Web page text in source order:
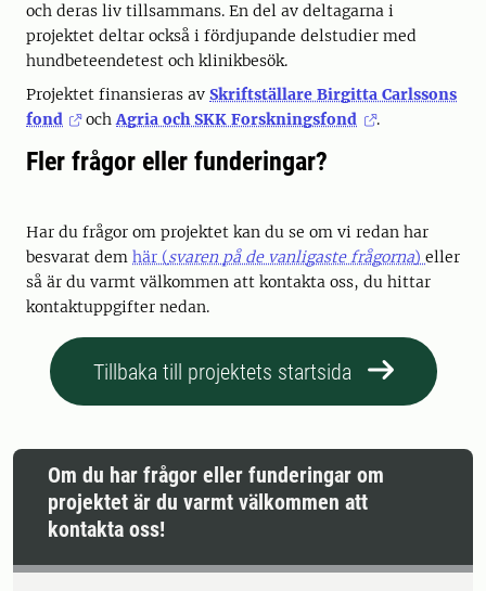
och deras liv tillsammans. En del av deltagarna i
projektet deltar också i fördjupande delstudier med
hundbeteendetest och klinikbesök.
Projektet finansieras av Skriftställare Birgitta Carlssons
fond
ochAgria och SKK Forskningsfond .
Fler frågor eller funderingar?
Har du frågor om projektet kan du se om vi redan har
besvarat dem här (svaren på de vanligaste frågorna) eller
så är du varmt välkommen att kontakta oss, du hittar
kontaktuppgifter nedan.
Tillbaka till projektets startsida
Om du har frågor eller funderingar om
projektet är du varmt välkommen att
kontakta oss!